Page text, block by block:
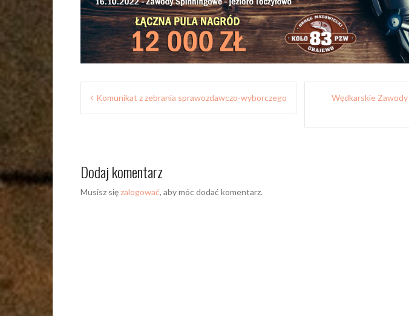
Nawigacja
Komunikat z zebrania sprawozdawczo-wyborczego
Wędkarskie
Dodaj komentarz
Musisz sięzalogować, aby móc dodać komentarz.